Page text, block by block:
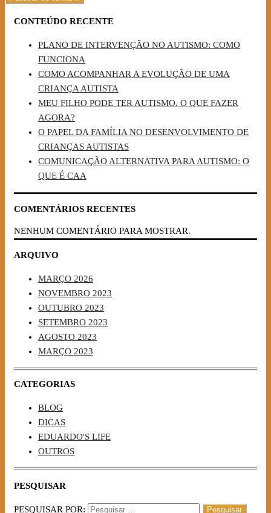
CONTEÚDO RECENTE
PLANO DE INTERVENÇÃO NO AUTISMO: COMO
FUNCIONA
COMO ACOMPANHAR A EVOLUÇÃO DE UMA
CRIANÇA AUTISTA
MEU FILHO PODE TER AUTISMO. O QUE FAZER
AGORA?
O PAPEL DA FAMÍLIA NO DESENVOLVIMENTO DE
CRIANÇAS AUTISTAS
COMUNICAÇÃO ALTERNATIVA PARA AUTISMO: O
QUE É CAA
COMENTÁRIOS RECENTES
NENHUM COMENTÁRIO PARA MOSTRAR.
ARQUIVO
MARÇO 2026
NOVEMBRO 2023
OUTUBRO 2023
SETEMBRO 2023
AGOSTO 2023
MARÇO 2023
CATEGORIAS
BLOG
DICAS
EDUARDO'S LIFE
OUTROS
PESQUISAR
PESQUISAR POR: